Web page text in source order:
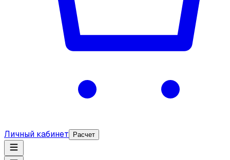
Личный кабинет Расчет